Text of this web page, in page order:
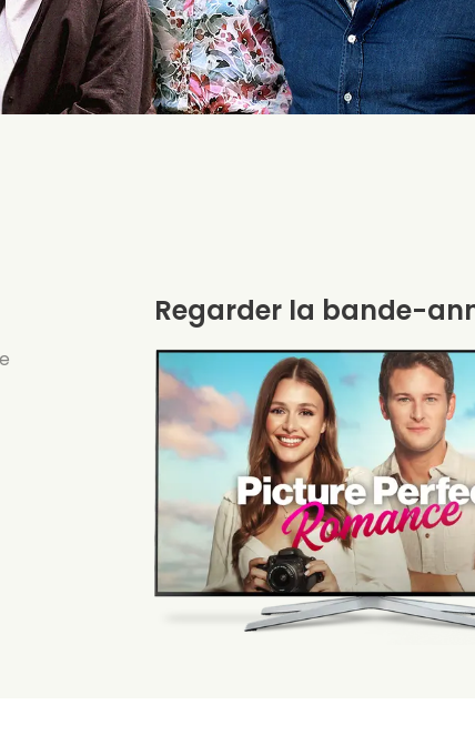
Regarder la bande-